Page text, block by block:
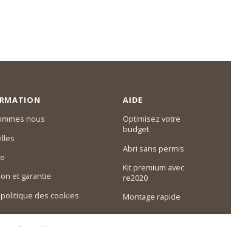
nous
et garantie
politique des cookies
AIDE
Optimisez votre
budget
Abri sans permis
Kit premium avec
re2020
Montage rapide